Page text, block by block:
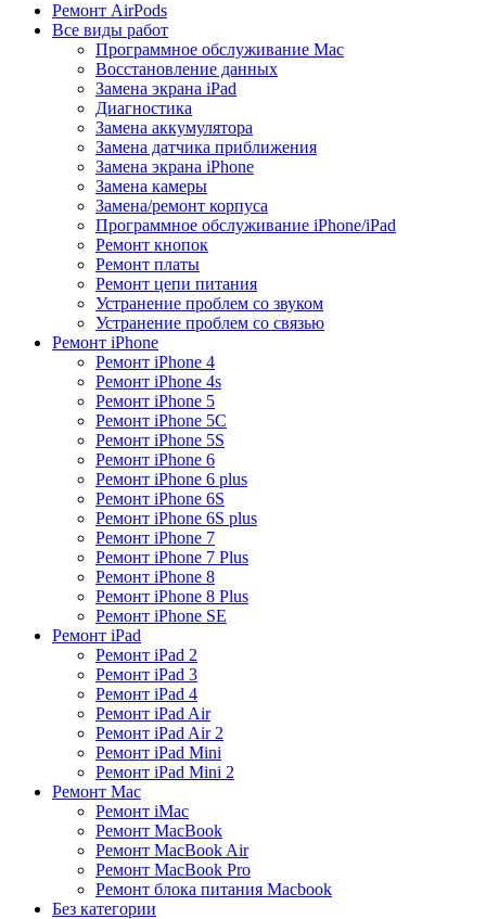
Ремонт AirPods
Все виды работ
Программное обслуживание Mac
Восстановление данных
Замена экрана iPad
Диагностика
Замена аккумулятора
Замена датчика приближения
Замена экрана iPhone
Замена камеры
Замена/ремонт корпуса
Программное обслуживание iPhone/iPad
Ремонт кнопок
Ремонт платы
Ремонт цепи питания
Устранение проблем со звуком
Устранение проблем со связью
Ремонт iPhone
Ремонт iPhone 4
Ремонт iPhone 4s
Ремонт iPhone 5
Ремонт iPhone 5C
Ремонт iPhone 5S
Ремонт iPhone 6
Ремонт iPhone 6 plus
Ремонт iPhone 6S
Ремонт iPhone 6S plus
Ремонт iPhone 7
Ремонт iPhone 7 Plus
Ремонт iPhone 8
Ремонт iPhone 8 Plus
Ремонт iPhone SE
Ремонт iPad
Ремонт iPad 2
Ремонт iPad 3
Ремонт iPad 4
Ремонт iPad Air
Ремонт iPad Air 2
Ремонт iPad Mini
Ремонт iPad Mini 2
Ремонт Mac
Ремонт iMac
Ремонт MacBook
Ремонт MacBook Air
Ремонт MacBook Pro
Ремонт блока питания Macbook
Без категории